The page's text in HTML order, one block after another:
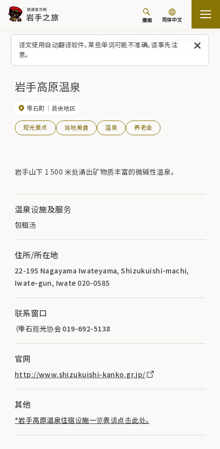
译文使用自动翻译软件，某些单词可能不准确。请事先注
意。
搜索 简体中文
岩手高原温泉
雫石町 县央地区
观光景点 当地美食 温泉 养老金
岩手山下 1 500 米处涌出矿物质丰富的微碱性温泉。
温泉设施及服务
包租汤
住所/所在地
22-195 Nagayama Iwateyama, Shizukuishi-machi,
Iwate-gun, Iwate 020-0585
联系窗口
（雫石观光协会 019-692-5138
官网
http://www.shizukuishi-kanko.gr.jp/
其他
*岩手高原温泉住宿设施一览表请点击此处。